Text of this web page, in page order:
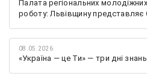
Палата регіональних
роботу: Львівщину
08.05.2026
«Україна — це Ти» — три дні